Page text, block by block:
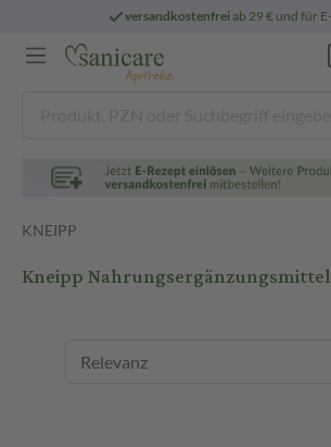
versandkostenfreiab 29 € und für E-Rezepte
KNEIPP
Kneipp Nahrungsergänzungsmittel